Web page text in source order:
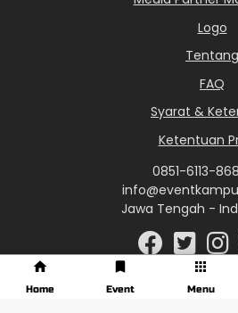
Logo
Tentang
FAQ
Syarat &
Ketentuan
0851-6113-
Jawa Tengah -
Home Event Menu